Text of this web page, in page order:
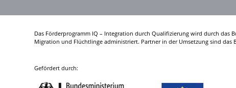
Das Förderprogramm IQ – Integration durch Qualifizierung wird durch das
Migration und Flüchtlinge administriert. Partner in der Umsetzung sind
Gefördert durch: